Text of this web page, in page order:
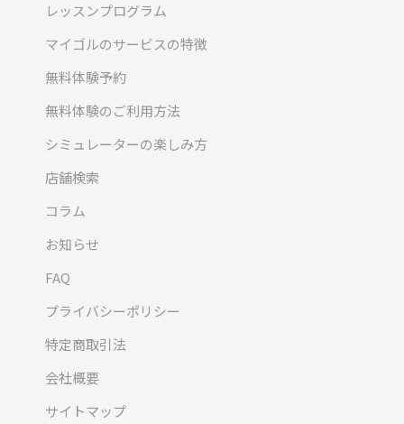
レッスンプログラム
マイゴルのサービスの特徴
無料体験予約
無料体験のご利用方法
シミュレーターの楽しみ方
店舗検索
コラム
お知らせ
FAQ
プライバシーポリシー
特定商取引法
会社概要
サイトマップ